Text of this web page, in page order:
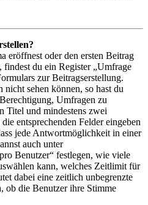
eröffnest oder den ersten Beitrag
findest du ein Register „Umfrage
zur Beitragserstellung.
nicht sehen können, so hast du
Umfragen zu
Titel und mindestens zwei
entsprechenden Felder eingeben
jede Antwortmöglichkeit in einer
auch unter
Benutzer“ festlegen, wie viele
kann, welches Zeitlimit für
dabei eine zeitlich unbegrenzte
ob die Benutzer ihre Stimme